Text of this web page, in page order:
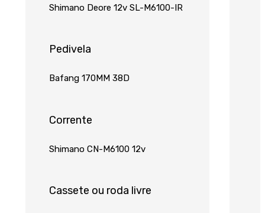
Shimano Deore 12v SL-M6100-IR
Pedivela
Bafang 170MM 38D
Corrente
Shimano CN-M6100 12v
Cassete ou roda livre